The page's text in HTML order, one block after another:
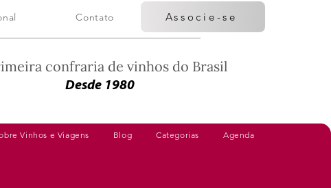
Contato Associe-se
confraria de vinhos do Brasil
Desde 1980
Vinhos e Viagens Blog Categorias Agenda